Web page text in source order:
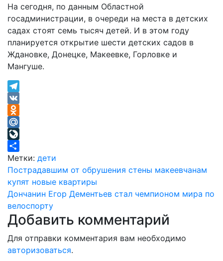
На сегодня, по данным Областной
госадминистрации, в очереди на места в детских
садах стоят семь тысяч детей. И в этом году
планируется открытие шести детских садов в
Ждановке, Донецке, Макеевке, Горловке и
Мангуше.
Telegram
VK
Odnoklassniki
Mail.Ru
LiveJournal
Отправить
Метки: дети
Навигация
по
записям
Пострадавшим от обрушения стены макеевчанам
купят новые квартиры
Дончанин Егор Дементьев стал чемпионом мира по
велоспорту
Добавить комментарий
Для отправки комментария вам необходимо
авторизоваться.